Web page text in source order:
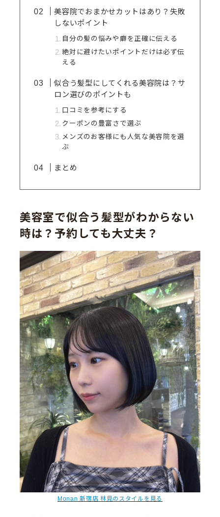
美容院でおまかせカットはあり？失敗
しないポイント
自分の髪の悩みや癖を正確に伝える
絶対に避けたいポイントだけは必ず伝
える
似合う髪型にしてくれる美容院は？サ
ロン選びのポイントも
口コミを参考にする
クーポンの豊富さで選ぶ
メンズのお客様にも人気な美容院を選
ぶ
まとめ
美容室で似合う髪型がわからない
時は？予約しても大丈夫？
Monan 新宿店 林見のスタイルを見る